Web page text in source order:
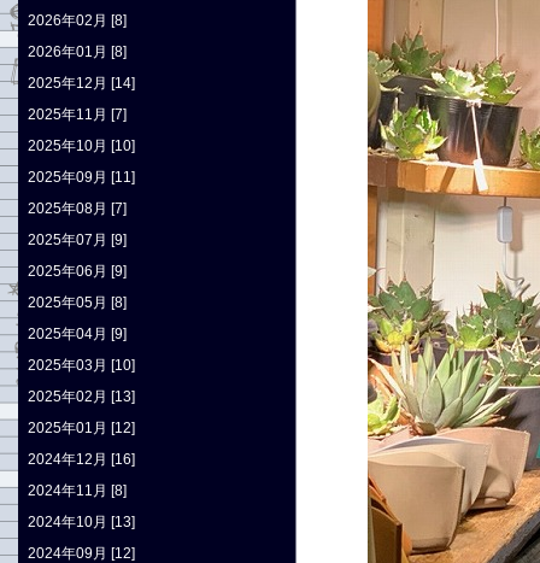
2026年02月 [8]
2026年01月 [8]
2025年12月 [14]
2025年11月 [7]
2025年10月 [10]
2025年09月 [11]
2025年08月 [7]
2025年07月 [9]
2025年06月 [9]
2025年05月 [8]
2025年04月 [9]
2025年03月 [10]
2025年02月 [13]
2025年01月 [12]
2024年12月 [16]
2024年11月 [8]
2024年10月 [13]
2024年09月 [12]